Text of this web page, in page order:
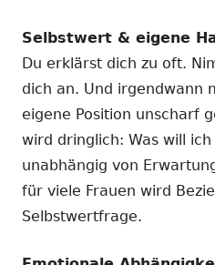
Selbstwert & eigene
Du erklärst dich zu oft.
dich an. Und irgendwann
eigene Position unscharf
wird dringlich: Was will
unabhängig von
für viele Frauen wird
Selbstwertfrage.